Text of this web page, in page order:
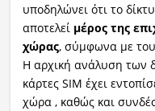
υποδηλώνει ότι το
αποτελεί μέρος της
χώρας, σύμφωνα με
Η αρχική ανάλυση των
κάρτες SIM έχει
χώρα , καθώς και